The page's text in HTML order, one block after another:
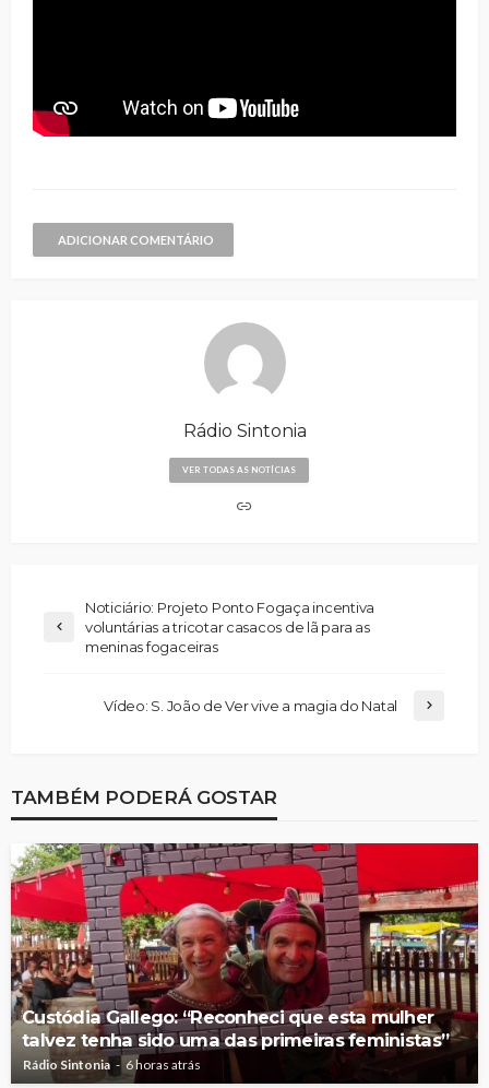
ADICIONAR COMENTÁRIO
Rádio Sintonia
VER TODAS AS NOTÍCIAS
Noticiário: Projeto Ponto Fogaça incentiva
voluntárias a tricotar casacos de lã para as
meninas fogaceiras
Vídeo: S. João de Ver vive a magia do Natal
TAMBÉM PODERÁ GOSTAR
Custódia Gallego: “Reconheci que esta mulher
talvez tenha sido uma das primeiras feministas”
Rádio Sintonia 6 horas atrás